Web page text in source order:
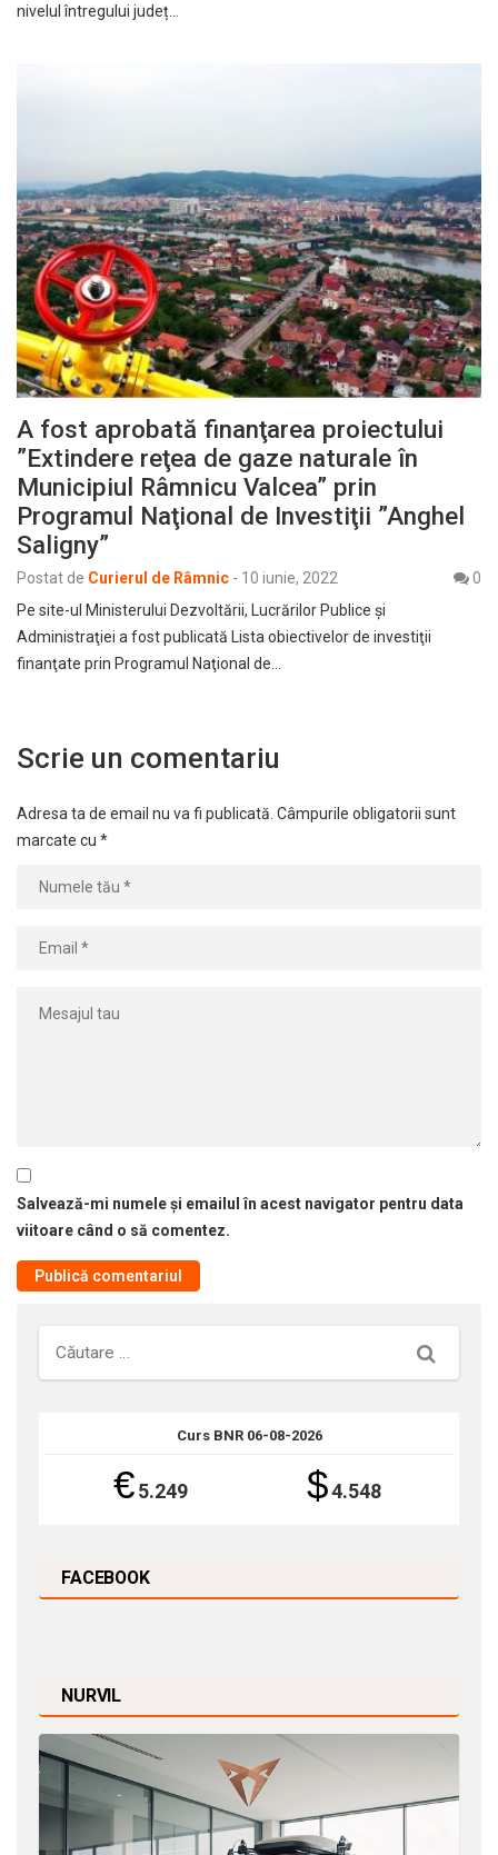
nivelul întregului județ…
A fost aprobată finanţarea proiectului
”Extindere reţea de gaze naturale în
Municipiul Râmnicu Valcea” prin
Programul Naţional de Investiţii ”Anghel
Saligny”
Postat de Curierul de Râmnic - 10 iunie, 2022
0
Pe site-ul Ministerului Dezvoltării, Lucrărilor Publice şi
Administraţiei a fost publicată Lista obiectivelor de investiţii
finanţate prin Programul Naţional de…
Scrie un comentariu
Adresa ta de email nu va fi publicată. Câmpurile obligatorii sunt
marcate cu *
Salvează-mi numele și emailul în acest navigator pentru data
viitoare când o să comentez.
Căutare
Curs BNR 06-08-2026
€5.249 $4.548
FACEBOOK
NURVIL